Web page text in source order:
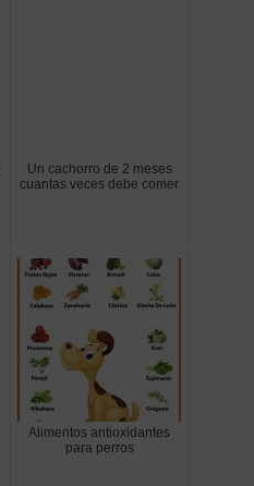
Un cachorro de 2 meses
cuantas veces debe comer
Alimentos antioxidantes
para perros